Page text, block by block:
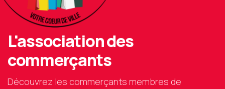
L'association des
commerçants
Découvrez les commerçants membres de